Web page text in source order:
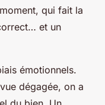
qui fait la
et un
émotionnels.
dégagée, on a